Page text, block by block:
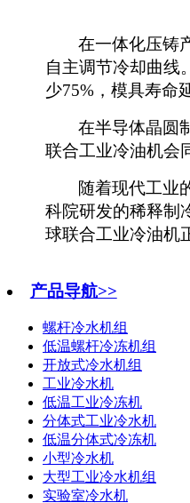
在一体化压铸
自主调节冷却曲线
少75%，模具寿命
在半导体晶圆
联合工业冷油机会
随着现代工业
科院研发的稀释制
球联合工业冷油机
产品导航>>
螺杆冷水机组
低温螺杆冷冻机组
开放式冷水机组
工业冷水机
低温工业冷冻机
分体式工业冷水机
低温分体式冷冻机
小型冷水机
大型工业冷水机组
实验室冷水机